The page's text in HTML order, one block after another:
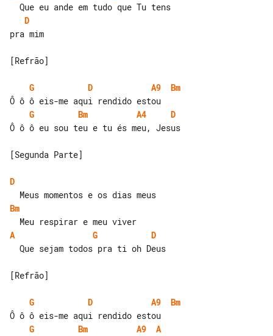
D
pra mim
[Refrão]
G D A9
Bm
G
Bm A4
D
Ô ô ô eu sou teu e tu és meu, Jesus
[Segunda Parte]
D
Bm
A
G
D
[Refrão]
G D A9
Bm
G
Bm A9
A